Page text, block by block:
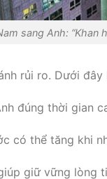
sang Anh: “Khan
rủi ro. Dưới
đúng thời gian
có thể tăng khi
giữ vững lòng